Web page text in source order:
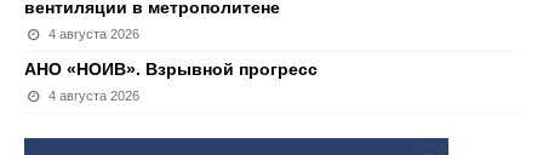
вентиляции в метрополитене
4 августа 2026
АНО «НОИВ». Взрывной прогресс
4 августа 2026